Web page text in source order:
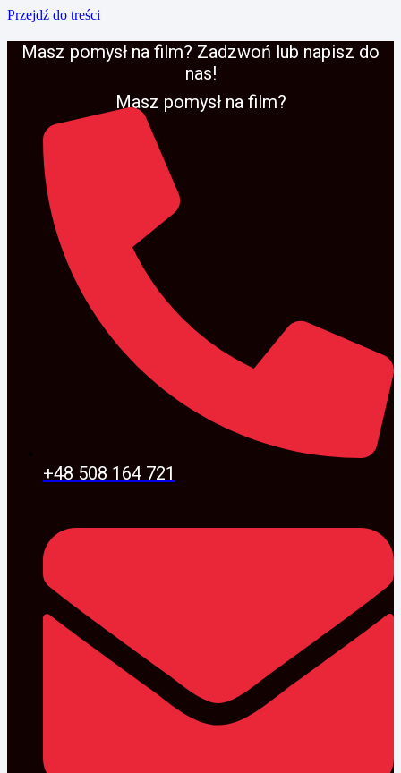
Przejdź do treści
Masz pomysł na film? Zadzwoń lub napisz do
nas!
Masz pomysł na film?
+48 508 164 721